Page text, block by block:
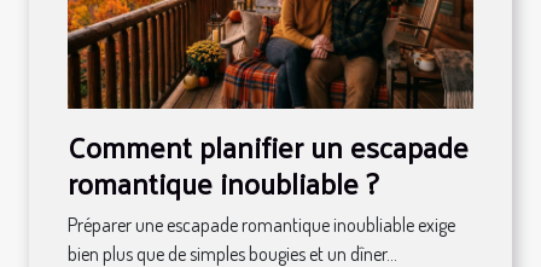
Comment planifier un escapade
romantique inoubliable ?
Préparer une escapade romantique inoubliable exige
bien plus que de simples bougies et un dîner...